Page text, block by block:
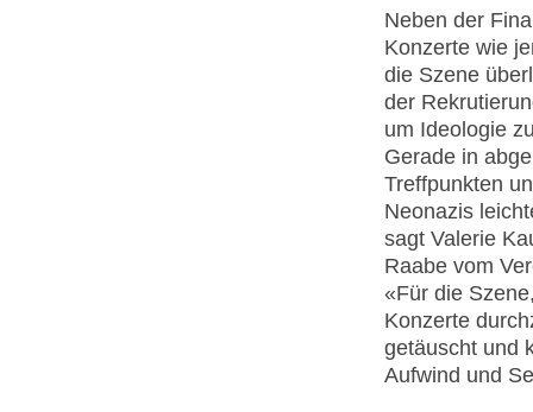
Neben der
Konzerte wie
die Szene
der
um Ideologie
Gerade in
Treffpunkten
Neonazis
sagt Valerie
Raabe vom
«Für die
Konzerte
getäuscht und
Aufwind und